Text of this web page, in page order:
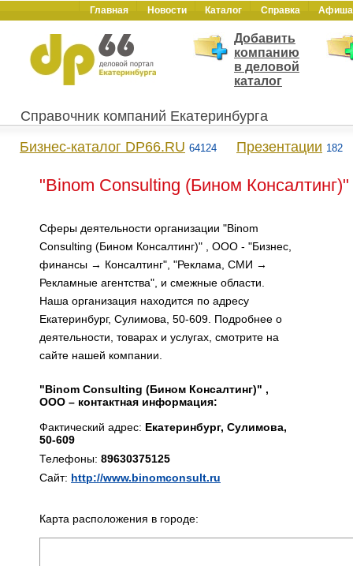
Главная Новости Каталог Справка Афиша
Добавить
компанию
в деловой
каталог
Справочник компаний Екатеринбурга
Бизнес-каталог DP66.RU 64124 Презентации 182
"Binom Consulting (Бином
Сферы деятельности организации "Binom
Consulting (Бином Консалтинг)" , ООО - "Бизнес,
финансы → Консалтинг", "Реклама, СМИ →
Рекламные агентства", и смежные области.
Наша организация находится по адресу
Екатеринбург, Сулимова, 50-609. Подробнее о
деятельности, товарах и услугах, смотрите на
сайте нашей компании.
"Binom Consulting (Бином Консалтинг)" ,
ООО – контактная информация:
Фактический адрес: Екатеринбург, Сулимова,
50-609
Телефоны: 89630375125
Сайт: http://www.binomconsult.ru
Карта расположения в городе: